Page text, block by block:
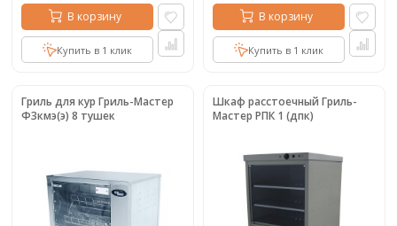
В корзину
Купить в 1 клик
В корзину
Купить в 1 клик
Гриль для кур Гриль-Мастер
Ф3кмэ(э) 8 тушек
Шкаф расстоечный Гриль-
Мастер РПК 1 (дпк)